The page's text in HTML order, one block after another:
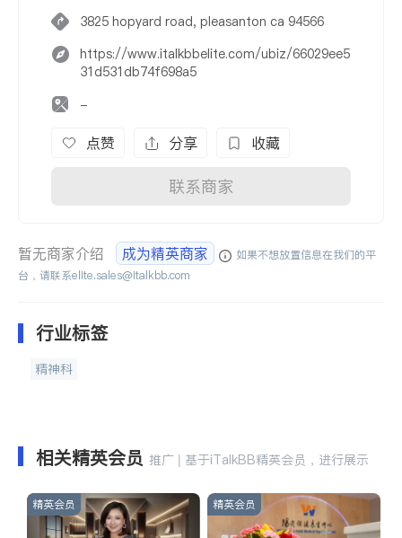
3825 hopyard road, pleasanton ca 94566
https://www.italkbbelite.com/ubiz/66029ee5
31d531db74f698a5
-
点赞 分享 收藏
联系商家
暂无商家介绍 成为精英商家
如果不想放置信息在我们的平
台，请联系elite.sales@italkbb.com
行业标签
精神科
相关精英会员 推广 | 基于iTalkBB精英会员，进行展示
精英会员 精英会员